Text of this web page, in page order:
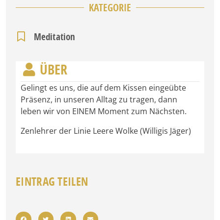
KATEGORIE
Meditation
ÜBER
Gelingt es uns, die auf dem Kissen eingeübte
Präsenz, in unseren Alltag zu tragen, dann
leben wir von EINEM Moment zum Nächsten.
Zenlehrer der Linie Leere Wolke (Willigis Jäger)
EINTRAG TEILEN